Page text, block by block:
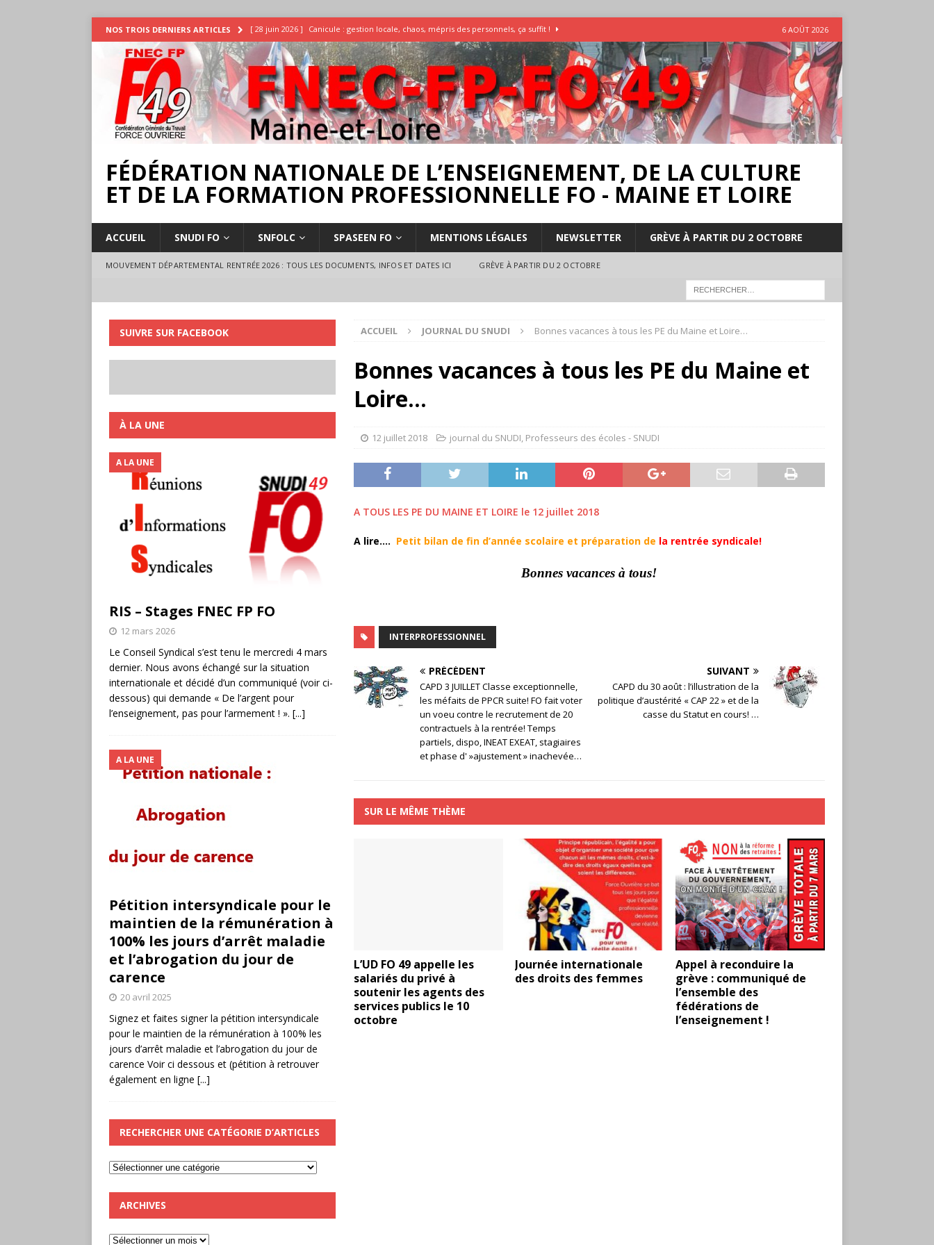
NOS TROIS DERNIERS ARTICLES [ 28 juin 2026 ] Canicule : gestion locale, chaos, mépris des personnels, ça suffit !
INTEMPÉRIES
[ 25 juin 2026 ] Enquête Températures et condition de travail dans les écoles AESH
[ 17 juillet 2026 ] Rassemblement pour la Libération du Dr Abu Safyia – pour la Palestine
18 juillet à Angers INTERPROFESSIONNEL
6 AOÛT 2026
FÉDÉRATION NATIONALE DE L’ENSEIGNEMENT, DE LA CULTURE
ET DE LA FORMATION PROFESSIONNELLE FO - MAINE ET LOIRE
ACCUEIL SNUDI FO SNFOLC SPASEEN FO MENTIONS LÉGALES NEWSLETTER GRÈVE À PARTIR DU 2 OCTOBRE
MOUVEMENT DÉPARTEMENTAL RENTRÉE 2026 : TOUS LES DOCUMENTS, INFOS ET DATES ICI GRÈVE À PARTIR DU 2 OCTOBRE
ACCUEIL JOURNAL DU SNUDI Bonnes vacances à tous les PE du Maine et Loire…
Bonnes vacances à tous les PE du Maine et
Loire…
12 juillet 2018 journal du SNUDI, Professeurs des écoles - SNUDI
A TOUS LES PE DU MAINE ET LOIRE le 12 juillet 2018
A lire…. Petit bilan de fin d’année scolaire et préparation de la rentrée syndicale!
Bonnes vacances à tous!
INTERPROFESSIONNEL
PRÉCÉDENT
CAPD 3 JUILLET Classe exceptionnelle,
les méfaits de PPCR suite! FO fait voter
un voeu contre le recrutement de 20
contractuels à la rentrée! Temps
partiels, dispo, INEAT EXEAT, stagiaires
et phase d' »ajustement » inachevée…
SUIVANT
CAPD du 30 août : l’illustration de la
politique d’austérité « CAP 22 » et de la
casse du Statut en cours! …
SUR LE MÊME THÈME
L’UD FO 49 appelle les
salariés du privé à
soutenir les agents des
services publics le 10
octobre
Journée internationale
des droits des femmes
Appel à reconduire la
grève : communiqué de
l’ensemble des
fédérations de
l’enseignement !
SUIVRE SUR FACEBOOK
À LA UNE
RIS – Stages FNEC FP FO
A LA UNE
12 mars 2026
Le Conseil Syndical s’est tenu le mercredi 4 mars
dernier. Nous avons échangé sur la situation
internationale et décidé d’un communiqué (voir ci-
dessous) qui demande « De l’argent pour
l’enseignement, pas pour l’armement ! ». [...]
Pétition intersyndicale pour le
maintien de la rémunération à
100% les jours d’arrêt maladie
et l’abrogation du jour de
carence
A LA UNE
20 avril 2025
Signez et faites signer la pétition intersyndicale
pour le maintien de la rémunération à 100% les
jours d’arrêt maladie et l’abrogation du jour de
carence Voir ci dessous et (pétition à retrouver
également en ligne [...]
RECHERCHER UNE CATÉGORIE D’ARTICLES
ARCHIVES